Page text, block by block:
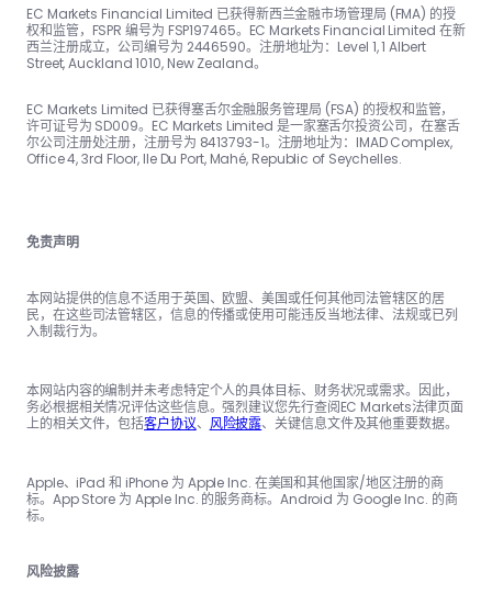
EC Markets Financial Limited 已获得新西兰金融市场管理局 (FMA) 的授
权和监管，FSPR 编号为 FSP197465。EC Markets Financial Limited 在新
西兰注册成立，公司编号为 2446590。注册地址为：Level 1, 1 Albert
Street, Auckland 1010, New Zealand。
EC Markets Limited 已获得塞舌尔金融服务管理局 (FSA) 的授权和监管，
许可证号为 SD009。EC Markets Limited 是一家塞舌尔投资公司，在塞舌
尔公司注册处注册，注册号为 8413793-1。注册地址为：IMAD Complex,
Office 4, 3rd Floor, Ile Du Port, Mahé, Republic of Seychelles.
免责声明
本网站提供的信息不适用于英国、欧盟、美国或任何其他司法管辖区的居
民，在这些司法管辖区，信息的传播或使用可能违反当地法律、法规或已列
入制裁行为。
本网站内容的编制并未考虑特定个人的具体目标、财务状况或需求。因此，
务必根据相关情况评估这些信息。强烈建议您先行查阅EC Markets法律页面
上的相关文件，包括客户协议、 风险披露、关键信息文件及其他重要数据。
Apple、iPad 和 iPhone 为 Apple Inc. 在美国和其他国家/地区注册的商
标。App Store 为 Apple Inc. 的服务商标。Android 为 Google Inc. 的商
标。
风险披露